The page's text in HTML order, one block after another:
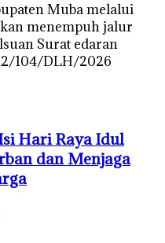
Muba melalui
menempuh jalur
Surat edaran
104/DLH/2026
Hari Raya Idul
dan Menjaga